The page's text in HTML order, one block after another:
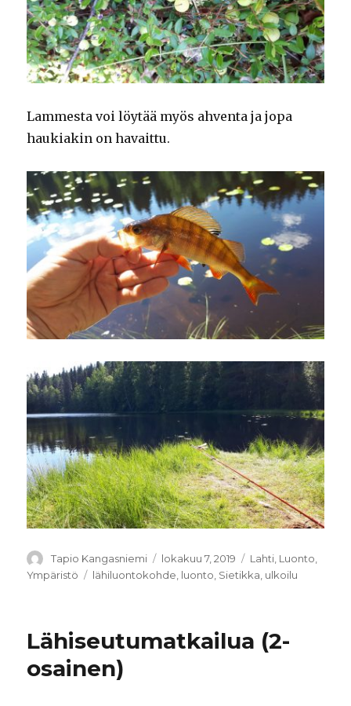
Lammesta voi löytää myös ahventa ja jopa
haukiakin on havaittu.
Kirjoittaja
Tapio Kangasniemi Julkaistu
lokakuu 7, 2019 Kategoriat
Lahti Luonto
Ympäristö
Avainsanat
lähiluontokohde luonto Sietikka ulkoilu
Lähiseutumatkailua (2-
osainen)